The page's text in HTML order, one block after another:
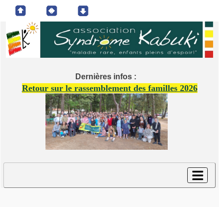
Dernières infos :
Retour sur le rassemblement des familles 2026